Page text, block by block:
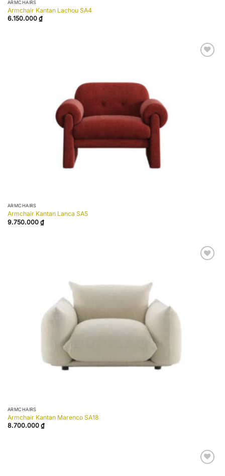
ARMCHAIRS
Armchair Kantan Lachou SA4
6.150.000 ₫
ARMCHAIRS
Armchair Kantan Lanca SA5
9.750.000 ₫
ARMCHAIRS
Armchair Kantan Marenco SA18
8.700.000 ₫